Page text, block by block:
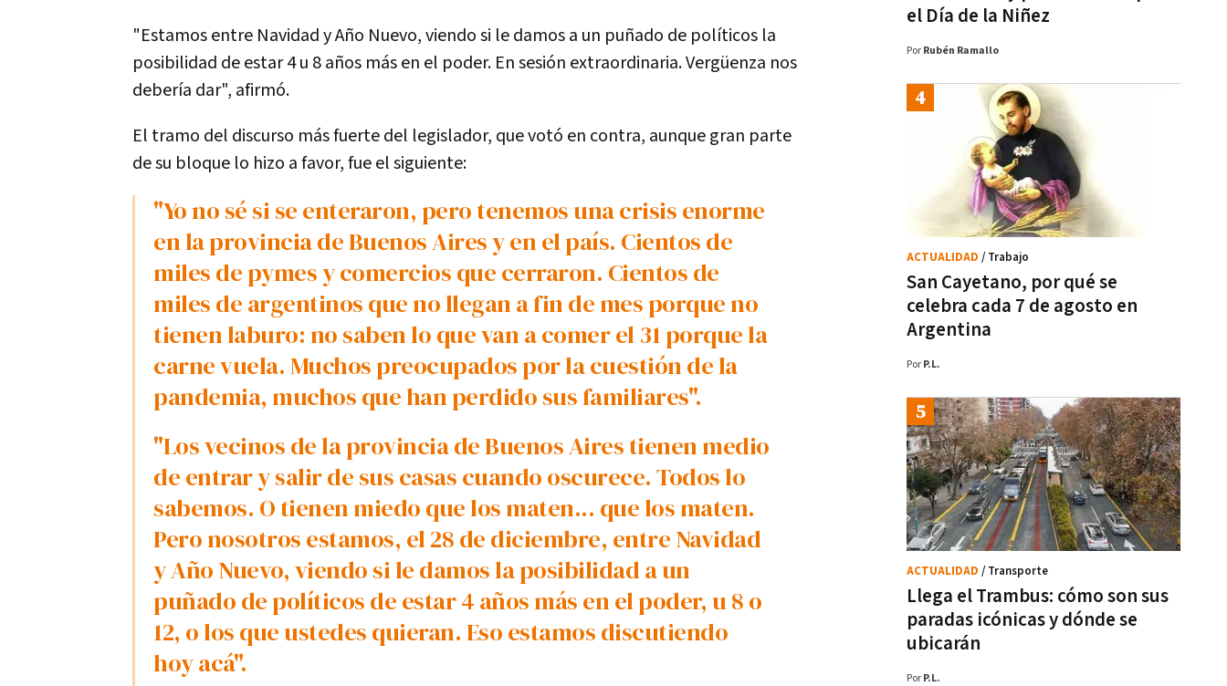
"Estamos entre Navidad y Año Nuevo, viendo si le damos a un puñado de políticos la
posibilidad de estar 4 u 8 años más en el poder. En sesión extraordinaria. Vergüenza nos
debería dar", afirmó.
El tramo del discurso más fuerte del legislador, que votó en contra, aunque gran parte
de su bloque lo hizo a favor, fue el siguiente:
"Yo no sé si se enteraron, pero tenemos una crisis enorme
en la provincia de Buenos Aires y en el país. Cientos de
miles de pymes y comercios que cerraron. Cientos de
miles de argentinos que no llegan a fin de mes porque no
tienen laburo: no saben lo que van a comer el 31 porque la
carne vuela. Muchos preocupados por la cuestión de la
pandemia, muchos que han perdido sus familiares".
"Los vecinos de la provincia de Buenos Aires tienen medio
de entrar y salir de sus casas cuando oscurece. Todos lo
sabemos. O tienen miedo que los maten... que los maten.
Pero nosotros estamos, el 28 de diciembre, entre Navidad
y Año Nuevo, viendo si le damos la posibilidad a un
puñado de políticos de estar 4 años más en el poder, u 8 o
12, o los que ustedes quieran. Eso estamos discutiendo
hoy acá".
el Día de la Niñez
Por Rubén Ramallo
San Cayetano, por qué se
celebra cada 7 de agosto en
Argentina
ACTUALIDAD / Trabajo
Por P.L.
Llega el Trambus: cómo son sus
paradas icónicas y dónde se
ubicarán
ACTUALIDAD / Transporte
Por P.L.